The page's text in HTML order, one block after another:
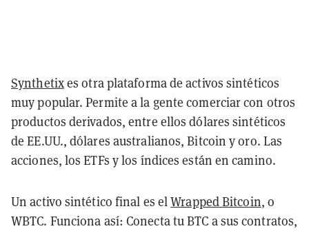
Synthetixes otra plataforma de activos sintéticos
muy popular. Permite a la gente comerciar con otros
productos derivados, entre ellos dólares sintéticos
de EE.UU., dólares australianos, Bitcoin y oro. Las
acciones, los ETFs y los índices están en camino.
Un activo sintético final es elWrapped Bitcoin, o
WBTC. Funciona así: Conecta tu BTC a sus contratos,